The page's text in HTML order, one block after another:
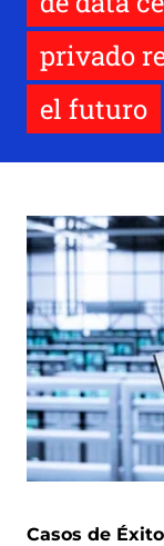
privado
el futuro
Casos de Éxito